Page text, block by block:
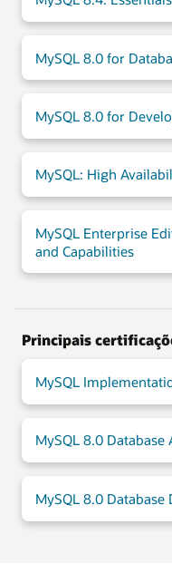
MySQL 8.0 for
MySQL 8.0 for
MySQL: High
MySQL Enterprise
and Capabilities
Principais
MySQL
MySQL 8.0
MySQL 8.0 Database